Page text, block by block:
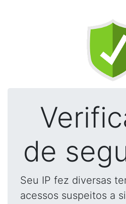
de
Seu IP fez diversas
acessos suspeitos a